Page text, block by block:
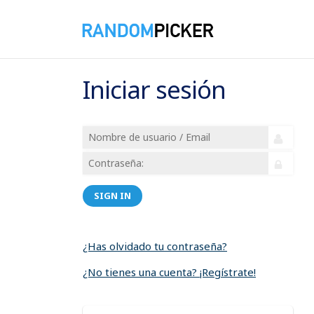
Iniciar sesión
SIGN IN
¿Has olvidado tu contraseña?
¿No tienes una cuenta? ¡Regístrate!